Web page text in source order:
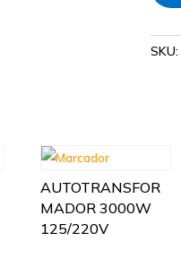
SKU:
AUTOTRANSFOR
MADOR 3000W
125/220V